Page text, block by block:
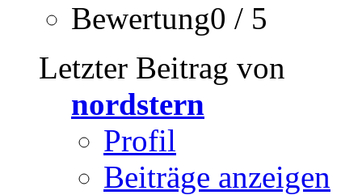
Bewertung0 / 5
Letzter Beitrag von
nordstern
Profil
Beiträge anzeigen